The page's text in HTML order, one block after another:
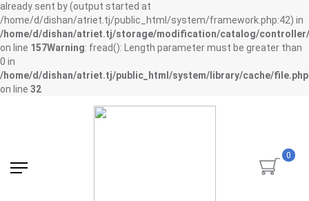
already sent by (output started at
/home/d/dishan/atriet.tj/public_html/system/framework.php:42) in
/home/d/dishan/atriet.tj/storage/modification/catalog/
on line 157Warning: fread(): Length parameter must be greater than
0 in
/home/d/dishan/atriet.tj/public_html/system/library/cache/file.php
on line 32
0